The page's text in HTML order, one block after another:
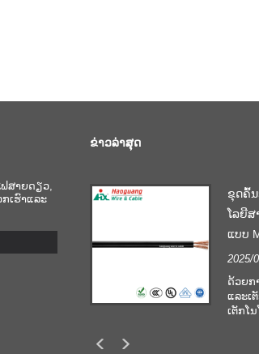
ສາຍດຽວ,
ເຮົາແລະ
ຂ່າວ​ລ່າ​ສຸດ
າງລະຫວ່າງສາຍ
ຂຸດຄົ້ນ
ໂລຍີ
ແບບ
2025/
ດ້ວຍກ
ແລະເ
ເຕັກໂ